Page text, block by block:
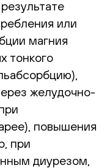
или
магния
тонкого
желудочно-
повышения
при
диурезом,